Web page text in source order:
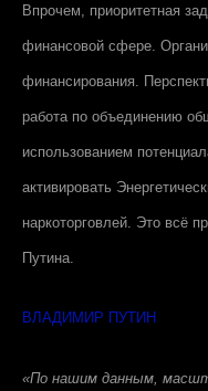
Впрочем, приоритетная
финансовой сфере.
финансирования.
работа по объединению
использованием
активировать
наркоторговлей. Это всё
Путина.
ВЛАДИМИР ПУТИН
«По нашим данным,